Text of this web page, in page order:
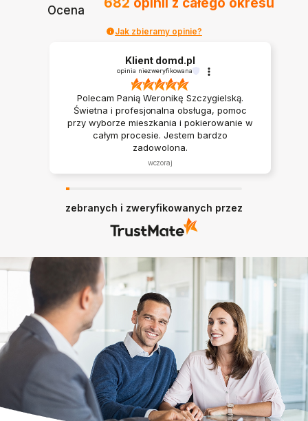
Ocena 682 opinii z całego okresu
Jak zbieramy opinie?
Klient domd.pl
opinia niezweryfikowana
Polecam Panią Weronikę Szczygielską.
Świetna i profesjonalna obsługa, pomoc
przy wyborze mieszkania i pokierowanie w
całym procesie. Jestem bardzo
zadowolona.
wczoraj
zebranych i zweryfikowanych przez